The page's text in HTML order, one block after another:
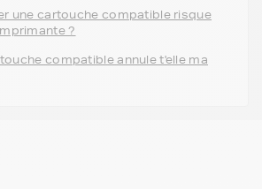
une cartouche compatible risque
?
compatible annule t'elle ma